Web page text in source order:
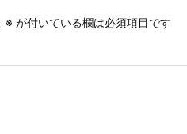
※ が付いている欄は必須項目です